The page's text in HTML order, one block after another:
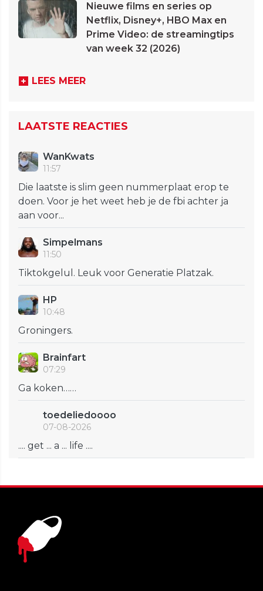
Nieuwe films en series op
Netflix, Disney+, HBO Max en
Prime Video: de streamingtips
van week 32 (2026)
LEES MEER
LAATSTE REACTIES
WanKwats
11:57
Die laatste is slim geen nummerplaat erop te
doen. Voor je het weet heb je de fbi achter ja
aan voor...
Simpelmans
11:50
Tiktokgelul. Leuk voor Generatie Platzak.
HP
10:48
Groningers.
Brainfart
07:29
Ga koken……
toedeliedoooo
07-08-2026
.... get ... a ... life ....